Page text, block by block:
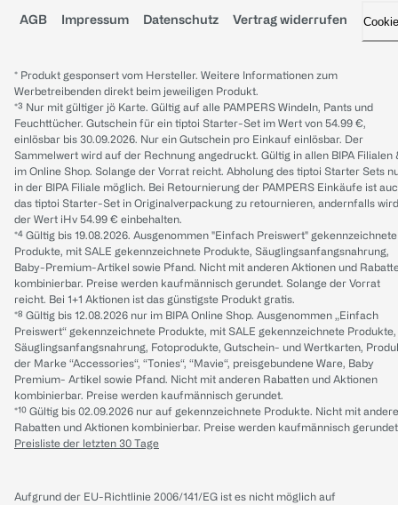
AGB Impressum Datenschutz Vertrag widerrufen
* Produkt gesponsert vom Hersteller. Weitere Informationen zum
Werbetreibenden direkt beim jeweiligen Produkt.
*³ Nur mit gültiger jö Karte. Gültig auf alle PAMPERS Windeln, Pants und
Feuchttücher. Gutschein für ein tiptoi Starter-Set im Wert von 54.99 €,
einlösbar bis 30.09.2026. Nur ein Gutschein pro Einkauf einlösbar. Der
Sammelwert wird auf der Rechnung angedruckt. Gültig in allen BIPA Filialen
im Online Shop. Solange der Vorrat reicht. Abholung des tiptoi Starter Sets
in der BIPA Filiale möglich. Bei Retournierung der PAMPERS Einkäufe ist
das tiptoi Starter-Set in Originalverpackung zu retournieren, andernfalls wird
der Wert iHv 54.99 € einbehalten.
*⁴ Gültig bis 19.08.2026. Ausgenommen "Einfach Preiswert" gekennzeichnete
Produkte, mit SALE gekennzeichnete Produkte, Säuglingsanfangsnahrung,
Baby-Premium-Artikel sowie Pfand. Nicht mit anderen Aktionen und
kombinierbar. Preise werden kaufmännisch gerundet. Solange der Vorrat
reicht. Bei 1+1 Aktionen ist das günstigste Produkt gratis.
*⁸ Gültig bis 12.08.2026 nur im BIPA Online Shop. Ausgenommen „Einfach
Preiswert“ gekennzeichnete Produkte, mit SALE gekennzeichnete Produkte,
Säuglingsanfangsnahrung, Fotoprodukte, Gutschein- und Wertkarten,
der Marke “Accessories“, “Tonies“, “Mavie“, preisgebundene Ware, Baby
Premium- Artikel sowie Pfand. Nicht mit anderen Rabatten und Aktionen
kombinierbar. Preise werden kaufmännisch gerundet.
*¹⁰ Gültig bis 02.09.2026 nur auf gekennzeichnete Produkte. Nicht mit
Rabatten und Aktionen kombinierbar. Preise werden kaufmännisch
Preisliste der letzten 30 Tage
Aufgrund der EU-Richtlinie 2006/141/EG ist es nicht möglich auf